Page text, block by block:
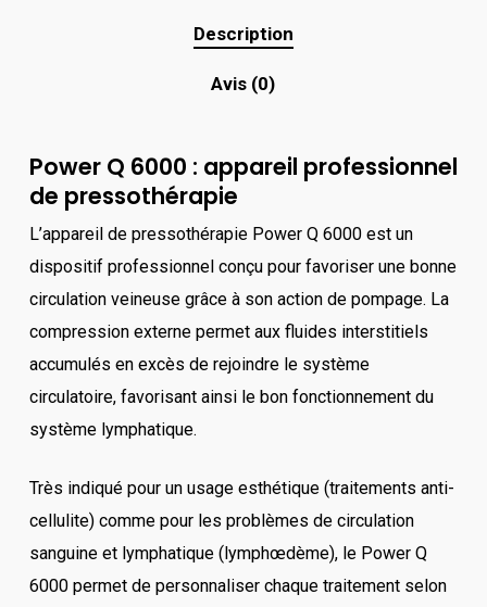
Description
Avis (0)
Power Q 6000 : appareil professionnel
de pressothérapie
L’appareil de pressothérapie Power Q 6000 est un
dispositif professionnel conçu pour favoriser une bonne
circulation veineuse grâce à son action de pompage. La
compression externe permet aux fluides interstitiels
accumulés en excès de rejoindre le système
circulatoire, favorisant ainsi le bon fonctionnement du
système lymphatique.
Très indiqué pour un usage esthétique (traitements anti-
cellulite) comme pour les problèmes de circulation
sanguine et lymphatique (lymphœdème), le Power Q
6000 permet de personnaliser chaque traitement selon